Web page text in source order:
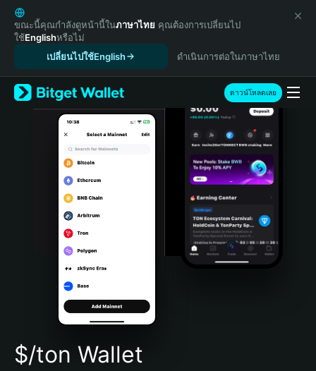
English
日本語
Tiếng Việt
Español (Latinoamérica)
Türkçe
Italiano
Português (Portugal)
Bahasa Indonesia
Português (Brasil)
Español (Argentina)
ขณะนี้คุณกำลังดูหน้านี้ในภาษาไทย คุณต้องการเปลี่ยนไป
ใช้Englishหรือไม่
เปลี่ยนไปใช้English
ดำเนินการต่อในภาษาไทย
ดาวน์โหลดเลย
$/ton Wallet